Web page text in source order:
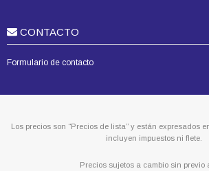
CONTACTO
Formulario de contacto
Los precios son “Precios de lista” y están expresados
incluyen impuestos ni flete.
Precios sujetos a cambio sin previo